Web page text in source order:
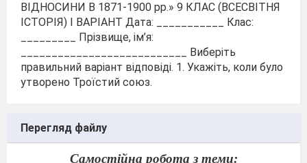
ВІДНОСИНИ В 1871-1900 рр.» 9 КЛАС (ВСЕСВІТНЯ
ІСТОРІЯ) І ВАРІАНТ Дата: ___________ Клас:
_________ Прізвище, ім’я:
___________________________ Виберіть
правильний варіант відповіді. 1. Укажіть, коли було
утворено Троїстий союз.
Перегляд файлу
Самостійна робота з теми: